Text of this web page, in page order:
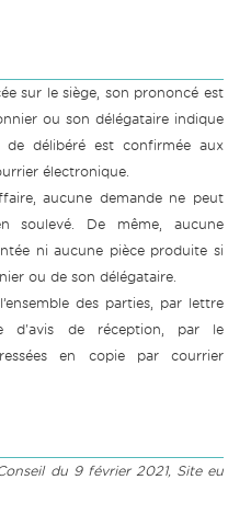
sur le siège, son prononcé est
ou son délégataire indique
délibéré est confirmée aux
électronique.
aucune demande ne peut
soulevé. De même, aucune
ni aucune pièce produite si
ou de son délégataire.
des parties, par lettre
d'avis de réception, par le
en copie par courrier
du 9 février 2021, Site eu